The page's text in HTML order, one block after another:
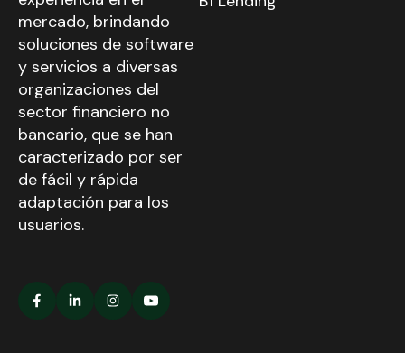
mercado, brindando
soluciones de software
y servicios a diversas
organizaciones del
sector financiero no
bancario, que se han
caracterizado por ser
de fácil y rápida
adaptación para los
usuarios.